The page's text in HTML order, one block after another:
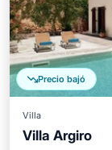
Precio bajó
Villa
Villa Argiro